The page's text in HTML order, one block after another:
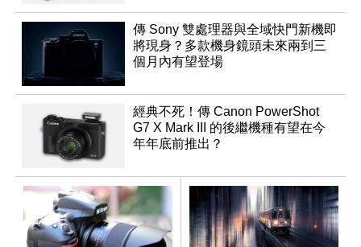
傳 Sony 雙處理器與全域快門新機即
將現身？多款機身鏡頭未來兩到三
個月內有望登場
經典不死！傳 Canon PowerShot
G7 X Mark III 的後繼機種有望在今
年年底前推出？